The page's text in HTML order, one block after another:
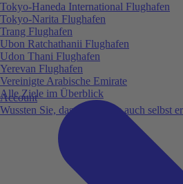
Account
Wussten Sie, dass Sie vieles auch selbst
Tokyo-Haneda International Flughafen
Tokyo-Narita Flughafen
Trang Flughafen
Ubon Ratchathanii Flughafen
Udon Thani Flughafen
Yerevan Flughafen
Vereinigte Arabische Emirate
Alle Ziele im Überblick